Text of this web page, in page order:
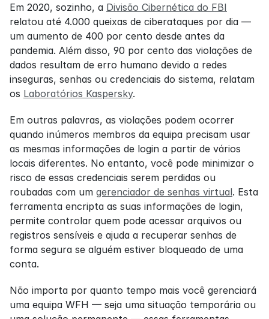
Em 2020, sozinho, a Divisão Cibernética do FBI
relatou até 4.000 queixas de ciberataques por dia —
um aumento de 400 por cento desde antes da
pandemia. Além disso, 90 por cento das violações de
dados resultam de erro humano devido a redes
inseguras, senhas ou credenciais do sistema, relatam
os Laboratórios Kaspersky.
Em outras palavras, as violações podem ocorrer
quando inúmeros membros da equipa precisam usar
as mesmas informações de login a partir de vários
locais diferentes. No entanto, você pode minimizar o
risco de essas credenciais serem perdidas ou
roubadas com um gerenciador de senhas virtual. Esta
ferramenta encripta as suas informações de login,
permite controlar quem pode acessar arquivos ou
registros sensíveis e ajuda a recuperar senhas de
forma segura se alguém estiver bloqueado de uma
conta.
Não importa por quanto tempo mais você gerenciará
uma equipa WFH — seja uma situação temporária ou